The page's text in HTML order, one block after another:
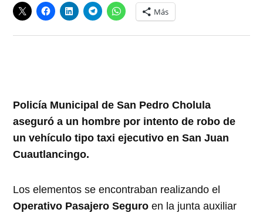
Más
Policía Municipal de San Pedro Cholula
aseguró a un hombre por intento de robo de
un vehículo tipo taxi ejecutivo en San Juan
Cuautlancingo.
Los elementos se encontraban realizando el
Operativo Pasajero Seguro en la junta auxiliar